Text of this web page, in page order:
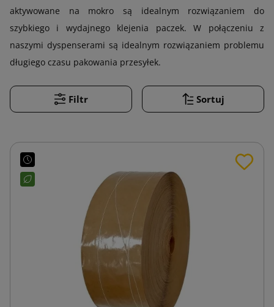
aktywowane na mokro są idealnym rozwiązaniem do
szybkiego i wydajnego klejenia paczek. W połączeniu z
naszymi dyspenserami są idealnym rozwiązaniem problemu
długiego czasu pakowania przesyłek.
Filtr Sortuj